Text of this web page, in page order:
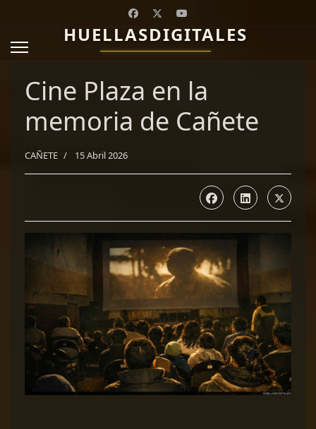
HUELLASDIGITALES
Cine Plaza en la
memoria de Cañete
CAÑETE 15 Abril 2026